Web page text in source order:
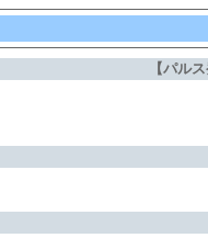
【パル